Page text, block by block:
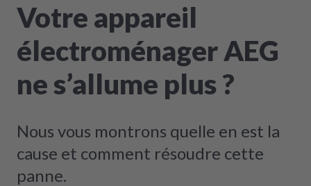
Votre appareil
électroménager AEG
ne s’allume plus ?
Nous vous montrons quelle en est la
cause et comment résoudre cette
panne.